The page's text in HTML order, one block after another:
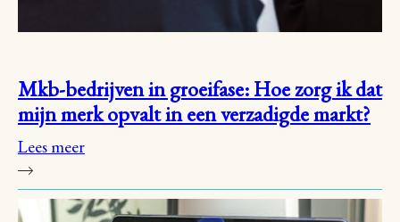
Mkb-bedrijven in groeifase: Hoe zorg ik dat
mijn merk opvalt in een verzadigde markt?
Lees meer